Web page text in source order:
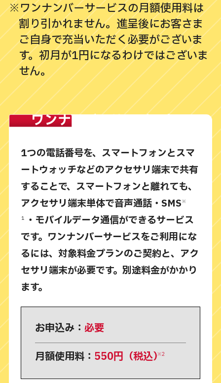
※ワンナンバーサービスの月額使用料は
割り引かれません。進呈後にお客さま
ご自身で充当いただく必要がございま
す。初月が1円になるわけではございま
せん。
ワンナンバーサービスとは
1つの電話番号を、スマートフォンとスマ
ートウォッチなどのアクセサリ端末で共有
することで、スマートフォンと離れても、
アクセサリ端末単体で音声通話・SMS※
１
・モバイルデータ通信ができるサービス
です。 ワンナンバーサービスをご利用にな
るには、対象料金プランのご契約と、アク
セサリ端末が必要です。別途料金がかかり
ます。
お申込み： 必要
月額使用料： 550円（税込）
※2